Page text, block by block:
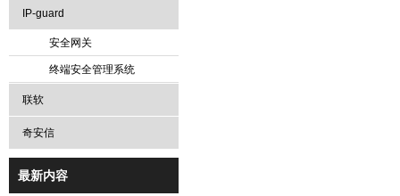
IP-guard
安全网关
终端安全管理系统
联软
奇安信
最新内容